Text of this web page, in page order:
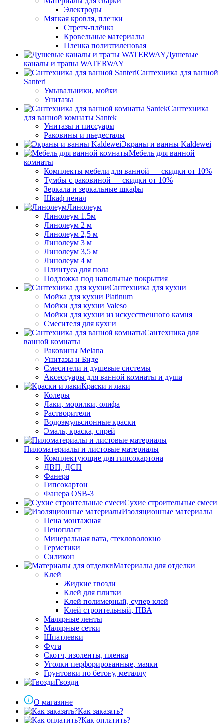
Электроды
Мягкая кровля, пленки
Стретч-плёнка
Кровельные материалы
Пленка полиэтиленовая
Душевые
каналы и трапы WATERWAY
Сантехника для ванной
Santeri
Умывальники, мойки
Унитазы
Сантехника
для ванной комнаты Santek
Унитазы и писсуары
Раковины и пьедесталы
Экраны и ванны Kaldewei
Мебель для ванной
комнаты
Комплекты мебели для ванной — скидки от 10%
Тумбы с раковиной — скидки от 10%
Зеркала и зеркальные шкафы
Шкаф пенал
Линолеум
Линолеум 1.5м
Линолеум 2 м
Линолеум 2,5 м
Линолеум 3 м
Линолеум 3,5 м
Линолеум 4 м
Плинтуса для пола
Подложка под напольные покрытия
Сантехника для кухни
Мойка для кухни Platinum
Мойки для кухни Valeso
Мойки для кухни из искусственного камня
Смесителя для кухни
Сантехника для
ванной комнаты
Раковины Melana
Унитазы и Биде
Смесители и душевые системы
Аксессуары для ванной комнаты и душа
Краски и лаки
Колеры
Лаки, морилки, олифа
Растворители
Водоэмульсионные краски
Эмаль, краска, спрей
Пиломатериалы и листовые материалы
Комплектующие для гипсокартона
ДВП, ДСП
Фанера
Гипсокартон
Фанера OSB-3
Сухие строительные смеси
Изоляционные материалы
Пена монтажная
Пенопласт
Минеральная вата, стекловолокно
Герметики
Силикон
Материалы для отделки
Клей
Жидкие гвозди
Клей для плитки
Клей полимерный, супер клей
Клей строительный, ПВА
Малярные ленты
Малярные сетки
Шпатлевки
Фуга
Скотч, изоленты, пленка
Уголки перфорированные, маяки
Грунтовки по бетону, металлу
Гвозди
О магазине
Как заказать?
Как оплатить?